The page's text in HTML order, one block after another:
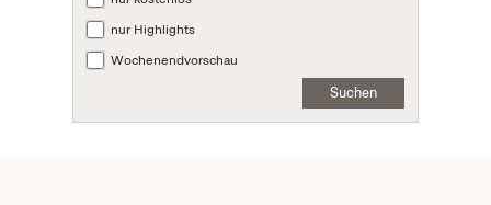
nur Highlights
Wochenendvorschau
Suchen